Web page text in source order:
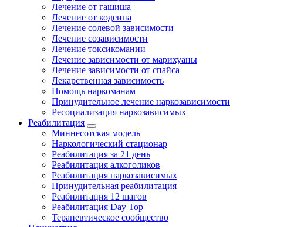
Лечение от гашиша
Лечение от кодеина
Лечение солевой зависимости
Лечение созависимости
Лечение токсикомании
Лечение зависимости от марихуаны
Лечение зависимости от спайса
Лекарственная зависимость
Помощь наркоманам
Принудительное лечение наркозависимости
Ресоциализация наркозависимых
Реабилитация
Миннесотская модель
Наркологический стационар
Реабилитация за 21 день
Реабилитация алкоголиков
Реабилитация наркозависимых
Принудительная реабилитация
Реабилитация 12 шагов
Реабилитация Day Top
Терапевтическое сообщество